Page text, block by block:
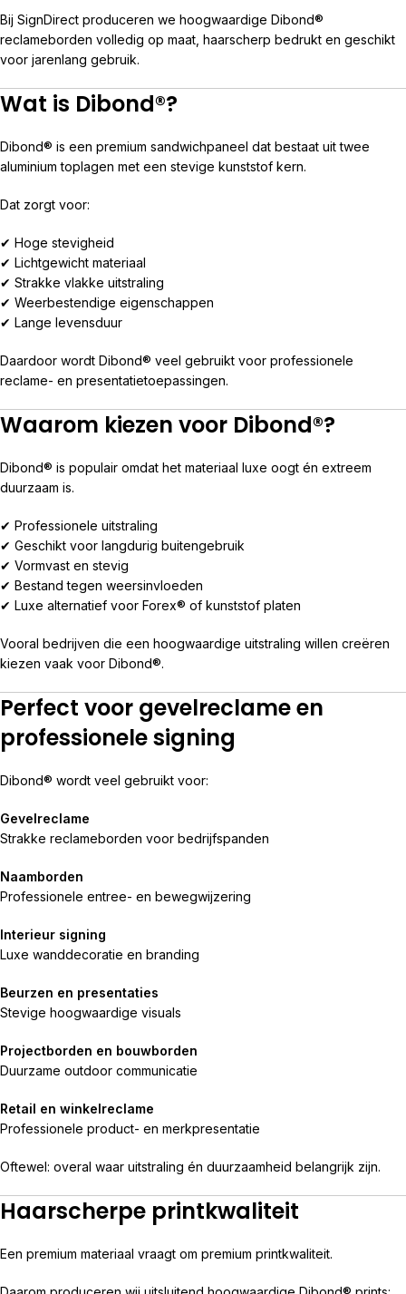
Bij SignDirect produceren we hoogwaardige Dibond®
reclameborden volledig op maat, haarscherp bedrukt en geschikt
voor jarenlang gebruik.
Wat is Dibond®?
Dibond® is een premium sandwichpaneel dat bestaat uit twee
aluminium toplagen met een stevige kunststof kern.
Dat zorgt voor:
✔ Hoge stevigheid
✔ Lichtgewicht materiaal
✔ Strakke vlakke uitstraling
✔ Weerbestendige eigenschappen
✔ Lange levensduur
Daardoor wordt Dibond® veel gebruikt voor professionele
reclame- en presentatietoepassingen.
Waarom kiezen voor Dibond®?
Dibond® is populair omdat het materiaal luxe oogt én extreem
duurzaam is.
✔ Professionele uitstraling
✔ Geschikt voor langdurig buitengebruik
✔ Vormvast en stevig
✔ Bestand tegen weersinvloeden
✔ Luxe alternatief voor Forex® of kunststof platen
Vooral bedrijven die een hoogwaardige uitstraling willen creëren
kiezen vaak voor Dibond®.
Perfect voor gevelreclame en
professionele signing
Dibond® wordt veel gebruikt voor:
Gevelreclame
Strakke reclameborden voor bedrijfspanden
Naamborden
Professionele entree- en bewegwijzering
Interieur signing
Luxe wanddecoratie en branding
Beurzen en presentaties
Stevige hoogwaardige visuals
Projectborden en bouwborden
Duurzame outdoor communicatie
Retail en winkelreclame
Professionele product- en merkpresentatie
Oftewel: overal waar uitstraling én duurzaamheid belangrijk zijn.
Haarscherpe printkwaliteit
Een premium materiaal vraagt om premium printkwaliteit.